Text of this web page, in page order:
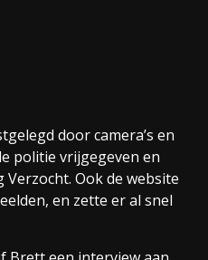
door camera’s en
politie vrijgegeven en
Ook de website
en zette er al snel